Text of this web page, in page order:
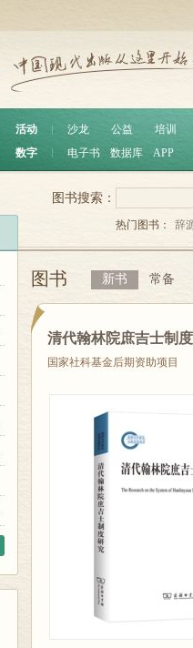
活动 沙龙 公益
培训
数字
电子书 数据库 APP
图书搜索：
热门图书： 辞
图书 新书 常备
清代翰林院庶吉士制
国家社科基金后期资助项目